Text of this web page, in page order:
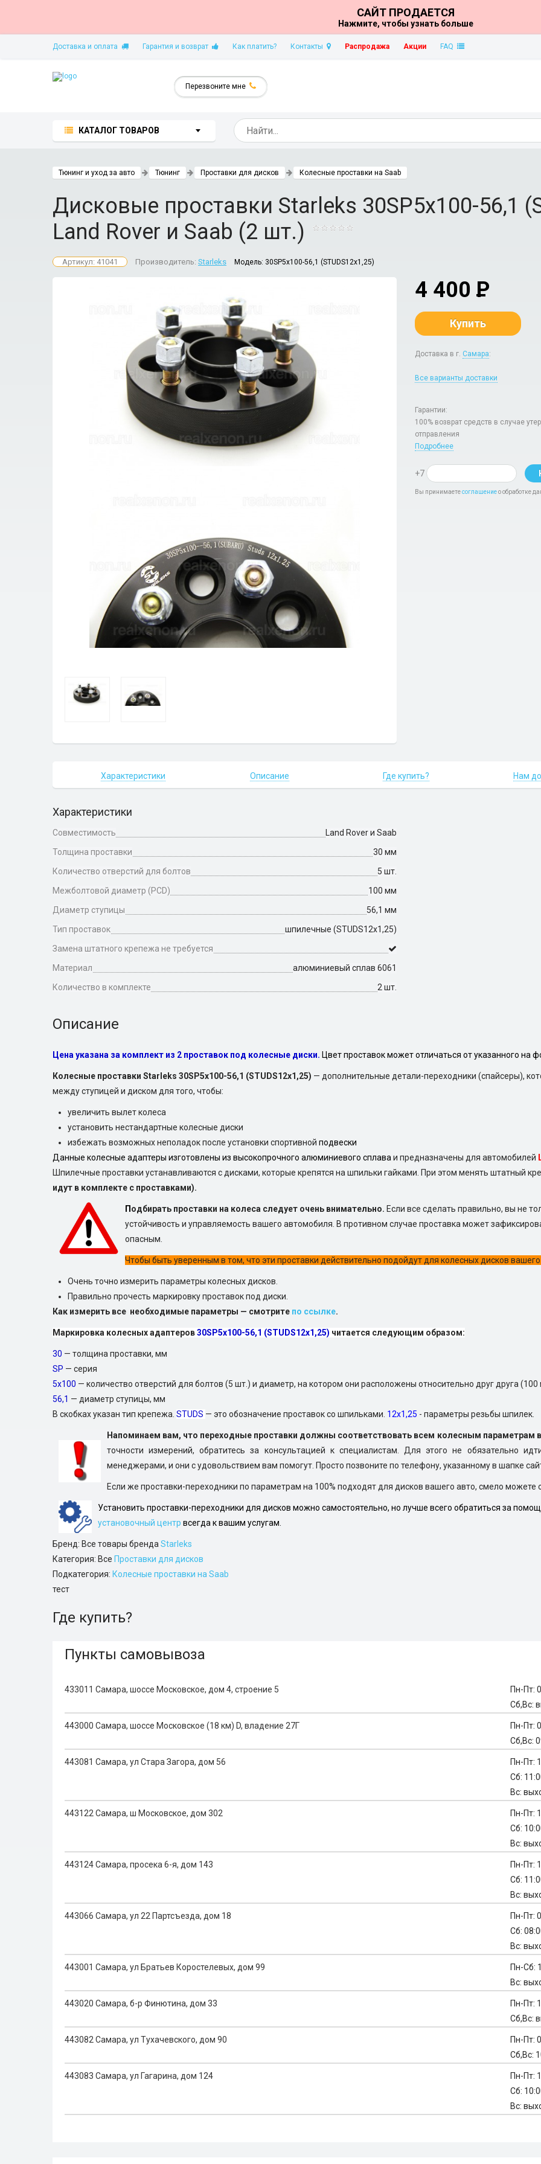
САЙТ ПРОДАЕТСЯ
Нажмите, чтобы узнать больше
Доставка и оплата Гарантия и возврат Как платить? Контакты Распродажа Акции FAQ
Перезвоните мне
КАТАЛОГ ТОВАРОВ
Тюнинг и уход за авто Тюнинг Проставки для дисков Колесные проставки на Saab
Дисковые проставки Starleks 30SP5х100-56,1
Land Rover и Saab (2 шт.)
Артикул: 41041 Производитель: Starleks Модель: 30SP5х100-56,1 (STUDS12х1,25)
4 400 P
Купить
Доставка в г. Самара:
Все варианты доставки
Гарантии:
100% возврат средств в случае
отправления
Подробнее
+7
Вы принимаетесоглашениео обработке
Характеристики Описание Где купить? Нам
Характеристики
Совместимость
Land Rover и Saab
Толщина проставки
30 мм
Количество отверстий для болтов
5 шт.
Межболтовой диаметр (PCD)
100 мм
Диаметр ступицы
56,1 мм
Тип проставок
шпилечные (STUDS12х1,25)
Замена штатного крепежа не требуется
Материал
алюминиевый сплав 6061
Количество в комплекте
2 шт.
Описание
Цена указана за комплект из 2 проставок под колесные диски. Цвет проставок может отличаться от указанного на
Колесные проставки Starleks 30SP5х100-56,1 (STUDS12х1,25) — дополнительные детали-переходники (спайсеры),
между ступицей и диском для того, чтобы:
увеличить вылет колеса
установить нестандартные колесные диски
избежать возможных неполадок после установки спортивной подвески
Данные колесные адаптеры изготовлены из высокопрочного алюминиевого сплава и предназначены для автомобилей
Шпилечные проставки устанавливаются с дисками, которые крепятся на шпильки гайками. При этом менять штатный
идут в комплекте с проставками).
П одбирать проставки на колеса следует очень внимательно. Если все сделать правильно, вы не
устойчивость и управляемость вашего автомобиля. В противном случае проставка может
опасным.
Чтобы быть уверенным в том, что эти проставки действительно подойдут для колесных дисков
Очень точно измерить параметры колесных дисков.
Правильно прочесть маркировку проставок под диски.
Как измерить все необходимые параметры — смотрите по ссылке.
Маркировка колесных адаптеров30SP5х100-56,1 (STUDS12х1,25) читается следующим образом:
30 — толщина проставки, мм
SP — серия
5х100 — количество отверстий для болтов (5 шт.) и диаметр, на котором они расположены относительно друг друга
56,1 — диаметр ступицы, мм
В скобках указан тип крепежа. STUDS — это обозначение проставок со шпильками. 12х1,25 - параметры резьбы шпилек.
Напоминаем вам, что переходные проставки должны соответствовать всем колесным параметрам
точности измерений, обратитесь за консультацией к специалистам. Для этого не обязательно
менеджерами, и они с удовольствием вам помогут. Просто позвоните по телефону, указанному в шапке
Если же проставки-переходники по параметрам на 100% подходят для дисков вашего авто, смело можете
Установить проставки-переходники для дисков можно самостоятельно, но лучше всего обратиться за
установочный центр всегда к вашим услугам.
Бренд: Все товары бренда Starleks
Категория: Все Проставки для дисков
Подкатегория: Колесные проставки на Saab
тест
Где купить?
Пункты самовывоза
433011 Самара, шоссе Московское, дом 4, строение 5
Пн-Пт:
Сб,Вс:
443000 Самара, шоссе Московское (18 км) D, владение 27Г
Пн-Пт:
Сб,Вс:
443081 Самара, ул Стара Загора, дом 56
Пн-Пт:
Сб:
Вс:
443122 Самара, ш Московское, дом 302
Пн-Пт:
Сб:
Вс:
443124 Самара, просека 6-я, дом 143
Пн-Пт:
Сб:
Вс:
443066 Самара, ул 22 Партсъезда, дом 18
Пн-Пт:
Сб:
Вс:
443001 Самара, ул Братьев Коростелевых, дом 99
Пн-Сб:
Вс:
443020 Самара, б-р Финютина, дом 33
Пн-Пт:
Сб,Вс:
443082 Самара, ул Тухачевского, дом 90
Пн-Пт:
Сб,Вс:
443083 Самара, ул Гагарина, дом 124
Пн-Пт:
Сб:
Вс: